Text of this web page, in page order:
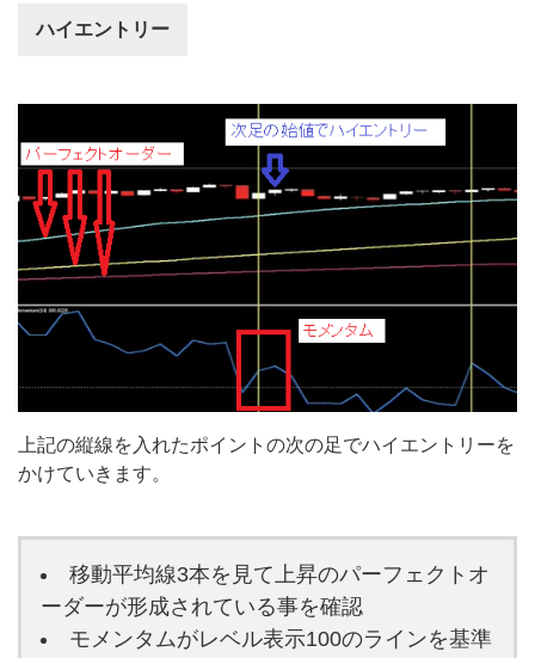
ハイエントリー
上記の縦線を入れたポイントの次の足でハイエントリーを
かけていきます。
移動平均線3本を見て上昇のパーフェクトオ
ーダーが形成されている事を確認
モメンタムがレベル表示100のラインを基準